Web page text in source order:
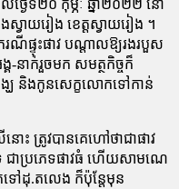
ងៃទី២០ កុម្ភៈ ឆ្នាំ២០២២ នៅ
ស្វាយរៀង ខេត្តស្វាយរៀង ។
ណីផ្ទុះផាវ បណ្តាលឱ្យរងរបួស
នាក់រួចមក សមត្ថកិច្ចក៏
និងកូនសេក្ខលោកទៅកាន់
នោះ ត្រូវបានគេហៅថាជាផាវ
េ ជាប្រភេទផាវធំ ហើយសាមណេ
ៅដុ.តលេង ក៏ប៉ុន្តែមុន